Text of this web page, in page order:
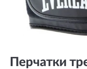
Перчатки